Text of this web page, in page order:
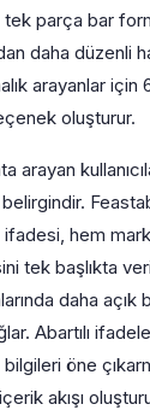
parça bar
daha düzenli
arayanlar için
oluşturur.
arayan
ifadesi, hem
tek başlıkta
daha açık
Abartılı
öne
akışı